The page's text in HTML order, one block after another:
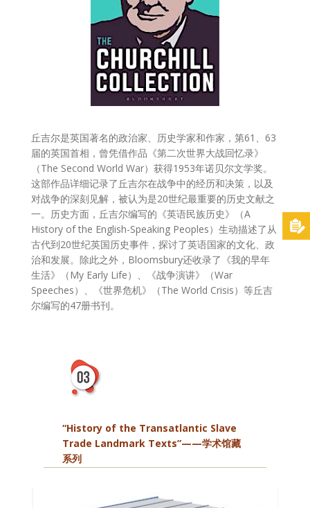
丘吉尔是英国著名的政治家、历史学家和作家，第61、63
届的英国首相，曾凭借作品《第二次世界大战回忆录》
（The Second World War）获得1953年诺贝尔文学奖。
这部作品详细记录了丘吉尔在战争中的经历和决策，以及
对战争的深刻见解，被认为是20世纪最重要的历史文献之
一。历史方面，丘吉尔编写的《英语民族历史》（A
History of the English-Speaking Peoples）生动描述了从
古代到20世纪英国历史事件，探讨了英语国家的文化、政
治和发展。除此之外，Bloomsbury还收录了《我的早年
生活》（My Early Life）、《战争演讲》（War
Speeches）、《世界危机》（The World Crisis）等丘吉
尔编写的47册书刊。
“History of the Transatlantic Slave
Trade Landmark Texts”——学术馆藏
系列